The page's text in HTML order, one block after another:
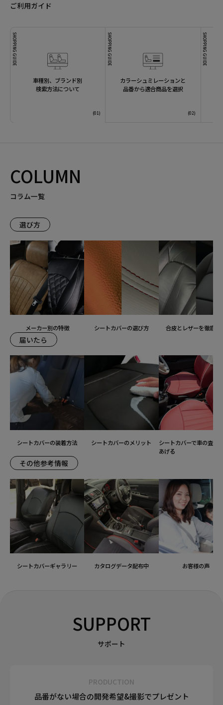
ご利用ガイド
SHOPPING GUIDE
車種別、ブランド別
検索方法について
SHOPPING GUIDE
カラーシュミレーションと
品番から適合商品を選択
SHOPPING GUIDE
COLUMN
コラム一覧
選び方
メーカー別の特徴 シートカバーの選び方 合皮とレザーを徹底比
届いたら
シートカバーの装着方法 シートカバーのメリット
シートカバーで車の査定
あげる
その他参考情報
シートカバーギャラリー カタログデータ配布中 お客様の声
SUPPORT
サポート
PRODUCTION
品番がない場合の開発希望&撮影でプレゼント